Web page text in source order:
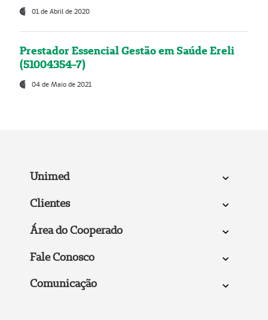
01 de Abril de 2020
Prestador Essencial Gestão em Saúde Ereli
(51004354-7)
04 de Maio de 2021
Unimed
Clientes
Área do Cooperado
Fale Conosco
Comunicação